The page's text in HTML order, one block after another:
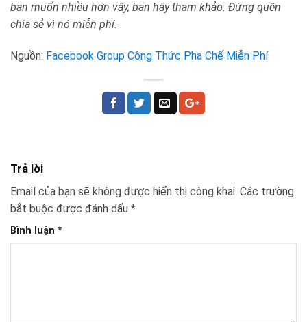
bạn muốn nhiều hơn vậy, bạn hãy tham khảo. Đừng quên
chia sẻ vì nó miễn phí.
Nguồn: Facebook Group Công Thức Pha Chế Miễn Phí
Trả lời
Email của bạn sẽ không được hiển thị công khai. Các trường
bắt buộc được đánh dấu *
Bình luận *